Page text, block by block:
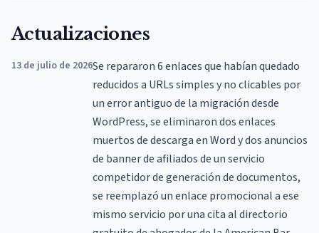
Actualizaciones
13 de julio de 2026Se repararon 6 enlaces que habían quedado
reducidos a URLs simples y no clicables por
un error antiguo de la migración desde
WordPress, se eliminaron dos enlaces
muertos de descarga en Word y dos anuncios
de banner de afiliados de un servicio
competidor de generación de documentos,
se reemplazó un enlace promocional a ese
mismo servicio por una cita al directorio